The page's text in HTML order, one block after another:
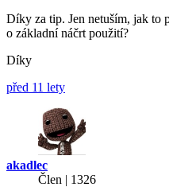
Díky za tip. Jen netuším, jak to
o základní náčrt použití?
Díky
před 11 lety
akadlec
Člen | 1326